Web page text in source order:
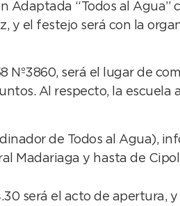
Adaptada “Todos al
y el festejo será con la
Nº3860, será el lugar de
Al respecto, la escuela
de Todos al Agua),
Madariaga y hasta de
será el acto de apertura,